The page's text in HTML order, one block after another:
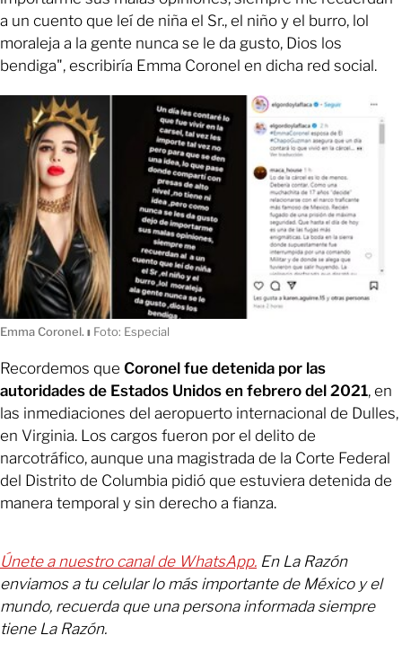
a un cuento que leí de niña el Sr., el niño y el burro, lol
moraleja a la gente nunca se le da gusto, Dios los
bendiga", escribiría Emma Coronel en dicha red social.
Emma Coronel. ı Foto: Especial
Recordemos que Coronel fue detenida por las
autoridades de Estados Unidos en febrero del 2021, en
las inmediaciones del aeropuerto internacional de Dulles,
en Virginia. Los cargos fueron por el delito de
narcotráfico, aunque una magistrada de la Corte Federal
del Distrito de Columbia pidió que estuviera detenida de
manera temporal y sin derecho a fianza.
Únete a nuestro canal de WhatsApp. En La Razón
enviamos a tu celular lo más importante de México y el
mundo, recuerda que una persona informada siempre
tiene La Razón.